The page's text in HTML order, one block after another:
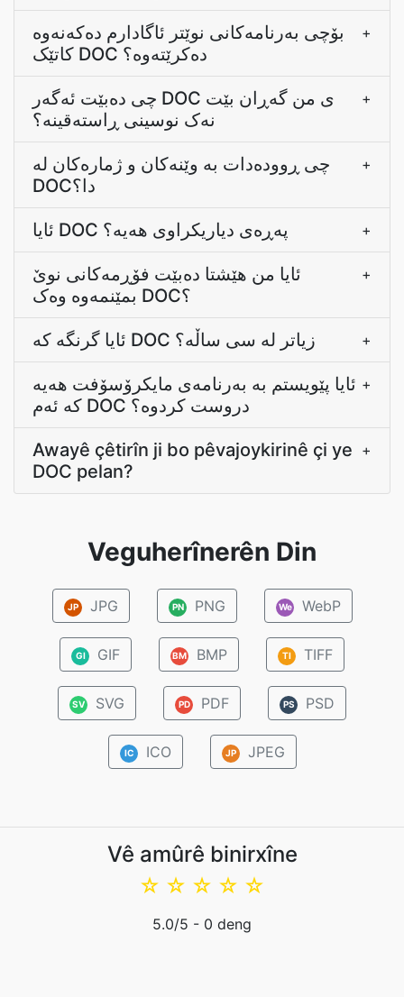
بۆچی بەرنامەکانی نوێتر ئاگادارم دەکەنەوە
کاتێک DOC دەکرێتەوە؟
+
چی دەبێت ئەگەر DOC ی من گەڕان بێت
نەک نوسینی ڕاستەقینە؟
+
چی ڕوودەدات بە وێنەکان و ژمارەکان لە
DOCدا؟
+
ئایا DOC پەڕەی دیاریکراوی هەیە؟ +
ئایا من هێشتا دەبێت فۆڕمەکانی نوێ
بمێنمەوە وەک DOC؟
+
ئایا گرنگە کە DOC زیاتر لە سی ساڵە؟ +
ئایا پێویستم بە بەرنامەى مایکرۆسۆفت هەیە
کە ئەم DOC دروست کردوە؟
+
Awayê çêtirîn ji bo pêvajoykirinê çi ye
DOC pelan?
+
Veguherînerên Din
JP JPG PN PNG We WebP
GI GIF BM BMP TI TIFF
SV SVG PD PDF PS PSD
IC ICO JP JPEG
Vê amûrê binirxîne
☆
☆
☆
☆
☆
5.0/5 - 0 deng